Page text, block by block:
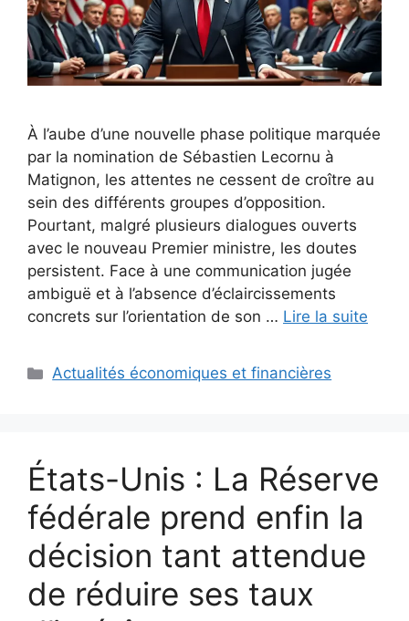
À l’aube d’une nouvelle phase politique marquée
par la nomination de Sébastien Lecornu à
Matignon, les attentes ne cessent de croître au
sein des différents groupes d’opposition.
Pourtant, malgré plusieurs dialogues ouverts
avec le nouveau Premier ministre, les doutes
persistent. Face à une communication jugée
ambiguë et à l’absence d’éclaircissements
concrets sur l’orientation de son … Lire la suite
Catégories
Actualités économiques et financières
États-Unis : La Réserve
fédérale prend enfin la
décision tant attendue
de réduire ses taux